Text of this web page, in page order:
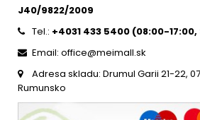
J40/9822/2009
Tel.: +4031 433 5400 (08:00-
Email: office@meimall.sk
Adresa skladu: Drumul Garii 21-22,
Rumunsko